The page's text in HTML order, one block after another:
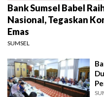
Bank Sumsel Babel
Nasional, Tegaskan
Emas
SUMSEL